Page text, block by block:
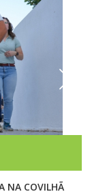
NA COVILHÃ